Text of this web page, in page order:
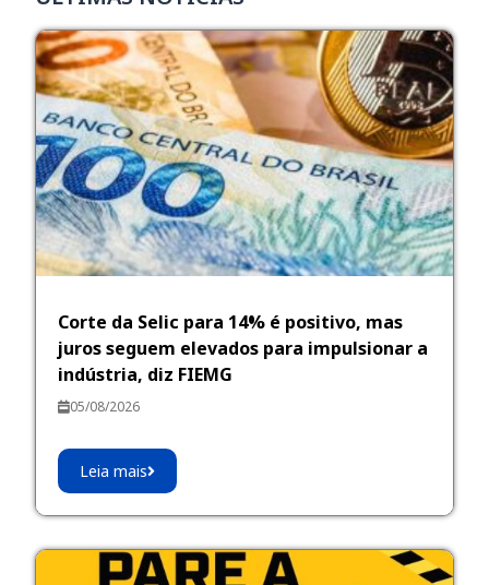
Corte da Selic para 14% é positivo, mas
juros seguem elevados para impulsionar a
indústria, diz FIEMG
05/08/2026
Leia mais